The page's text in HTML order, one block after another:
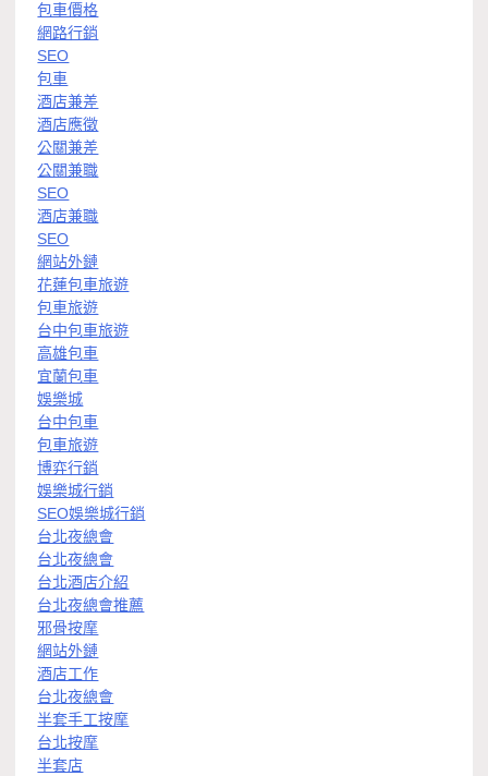
包車價格
網路行銷
SEO
包車
酒店兼差
酒店應徵
公關兼差
公關兼職
SEO
酒店兼職
SEO
網站外鏈
花蓮包車旅遊
包車旅遊
台中包車旅遊
高雄包車
宜蘭包車
娛樂城
台中包車
包車旅遊
博弈行銷
娛樂城行銷
SEO娛樂城行銷
台北夜總會
台北夜總會
台北酒店介紹
台北夜總會推薦
邪骨按摩
網站外鏈
酒店工作
台北夜總會
半套手工按摩
台北按摩
半套店